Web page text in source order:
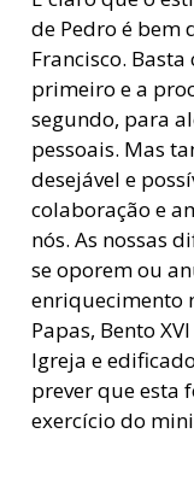
de Pedro é bem
Francisco.
primeiro e a
segundo, para
pessoais. Mas
desejável e
colaboração e
nós. As nossas
se oporem ou
enriquecimento
Papas, Bento
Igreja e
prever que esta
exercício do